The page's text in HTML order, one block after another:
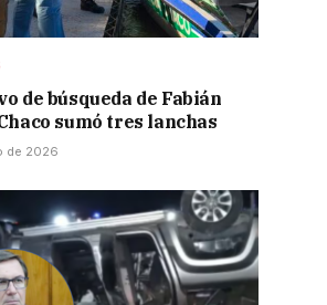
de búsqueda de Fabián
sumó tres lanchas
de 2026